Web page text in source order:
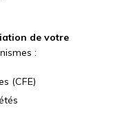
de votre
:
(CFE)